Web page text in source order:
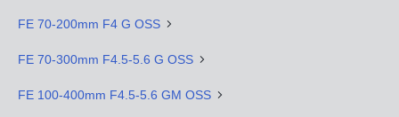
FE 70-200mm F4 G OSS
FE 70-300mm F4.5-5.6 G OSS
FE 100-400mm F4.5-5.6 GM OSS